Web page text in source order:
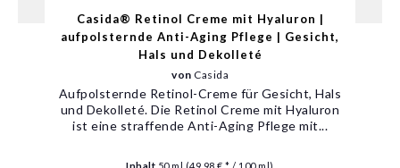
Casida® Retinol Creme mit Hyaluron |
aufpolsternde Anti-Aging Pflege | Gesicht,
Hals und Dekolleté
vonCasida
Aufpolsternde Retinol-Creme für Gesicht, Hals
und Dekolleté. Die Retinol Creme mit Hyaluron
ist eine straffende Anti-Aging Pflege mit...